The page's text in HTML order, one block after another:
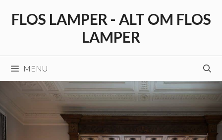
FLOS LAMPER - ALT OM FLOS
LAMPER
MENU